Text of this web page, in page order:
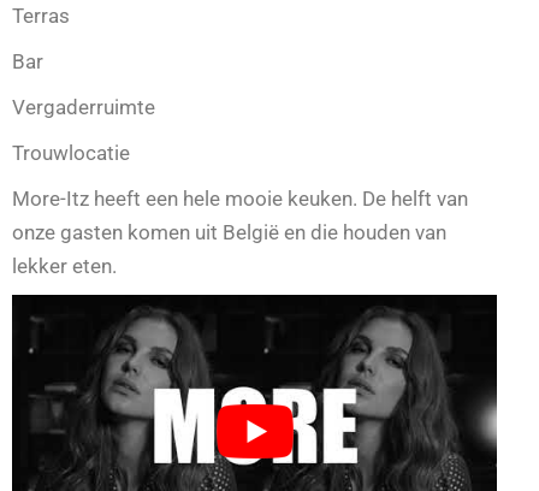
Terras
Bar
Vergaderruimte
Trouwlocatie
More-Itz heeft een hele mooie keuken. De helft van
onze gasten komen uit België en die houden van
lekker eten.